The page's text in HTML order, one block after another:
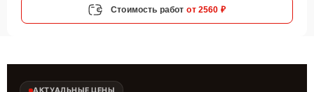
Стоимость работ от 2560 ₽